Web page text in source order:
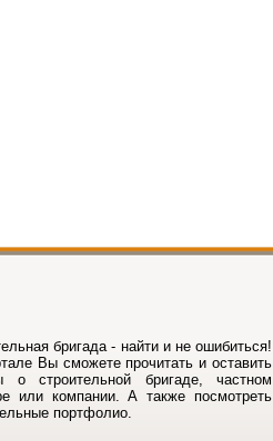
бригада - найти и не ошибиться!
Вы сможете прочитать и оставить
о строительной бригаде, частном
или компании. А также посмотреть
портфолио.